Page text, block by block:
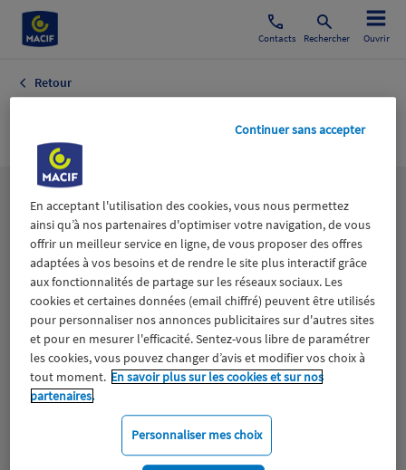
Contacts Rechercher Ouvrir
Retour
Lesthématiques
Aidants Catastrophes naturelles Climat
ESS
Expérience clients Fondation Macif Jeunesse
Mobilité
Protection de l'environnement
En acceptant l'utilisation des cookies, vous nous permettez
ainsi qu’à nos partenaires d'optimiser votre navigation, de vous
offrir un meilleur service en ligne, de vous proposer des offres
adaptées à vos besoins et de rendre le site plus interactif grâce
aux fonctionnalités de partage sur les réseaux sociaux. Les
cookies et certaines données (email chiffré) peuvent être utilisés
pour personnaliser nos annonces publicitaires sur d'autres sites
et pour en mesurer l'efficacité. Sentez-vous libre de paramétrer
les cookies, vous pouvez changer d’avis et modifier vos choix à
tout moment. En savoir plus sur les cookies et sur nos
partenaires.
Personnaliser mes choix
Continuer sans accepter